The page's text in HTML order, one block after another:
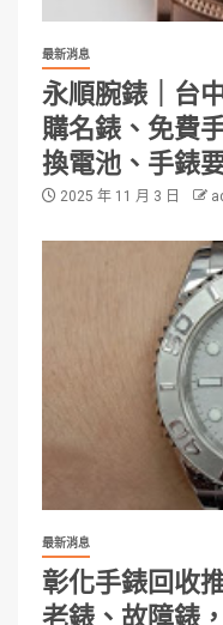
最新消息
永順腕錶｜台
購名錶、免費
換電池、手錶
2025 年 11 月 3 日
最新消息
彰化手錶回收
老錶、故障錶